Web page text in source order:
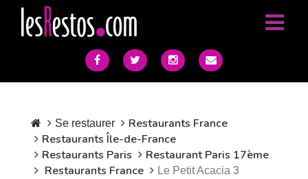
Se restaurer
Restaurants France
Restaurants Île-de-France
Restaurants Paris
Restaurant Paris 17ème
Restaurants France
Le Petit Acacia 3